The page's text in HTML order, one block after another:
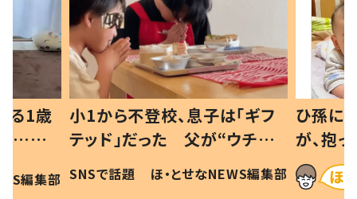
る1歳
…母
現行
編集部
小1から不登校、息子は「ギフ
テッド」だった 父が“ウチ給
食”を作り続ける理由とは #令
和の親 #令和の子
SNSで話題 ほ・とせなNEWS編集部
ひ孫に
が、抱
に「涙
方ない」